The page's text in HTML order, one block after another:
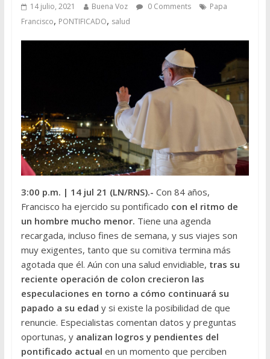
14 julio, 2021 Buena Voz 0 Comments
Papa
Francisco, PONTIFICADO, salud
3:00 p.m. | 14 jul 21 (LN/RNS).- Con 84 años,
Francisco ha ejercido su pontificado con el ritmo de
un hombre mucho menor. Tiene una agenda
recargada, incluso fines de semana, y sus viajes son
muy exigentes, tanto que su comitiva termina más
agotada que él. Aún con una salud envidiable, tras su
reciente operación de colon crecieron las
especulaciones en torno a cómo continuará su
papado a su edad y si existe la posibilidad de que
renuncie. Especialistas comentan datos y preguntas
oportunas, y analizan logros y pendientes del
pontificado actual en un momento que perciben